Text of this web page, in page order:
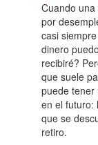
Cuando
por
casi
dinero
recibiré?
que suele
puede tener
en el futuro:
que se
retiro.